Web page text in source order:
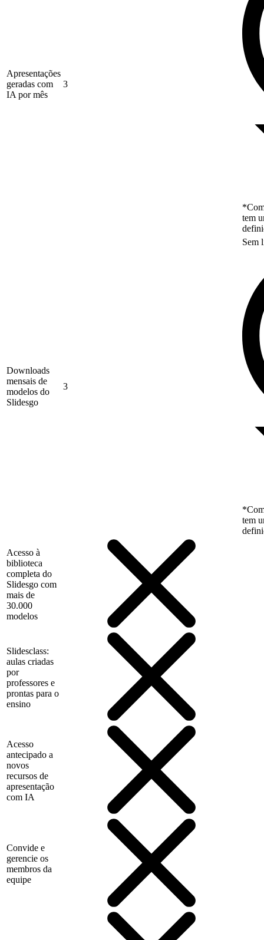
Apresentações
geradas com
IA por mês
3
tem
Downloads
mensais de
modelos do
Slidesgo
3
Sem
tem
Acesso à
biblioteca
completa do
Slidesgo com
mais de
30.000
modelos
Slidesclass:
aulas criadas
por
professores e
prontas para o
ensino
Acesso
antecipado a
novos
recursos de
apresentação
com IA
Convide e
gerencie os
membros da
equipe